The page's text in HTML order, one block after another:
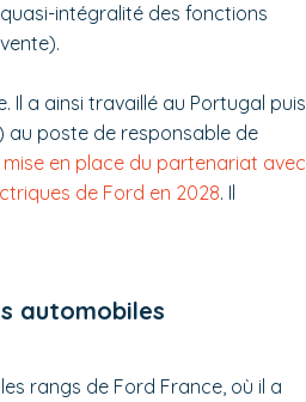
intégralité des fonctions
Il a ainsi travaillé au Portugal puis
au poste de responsable de
mise en place du partenariat avec
de Ford en 2028. Il
automobiles
rangs de Ford France, où il a